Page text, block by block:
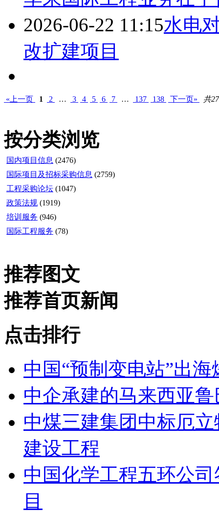
2026-06-22 11:15水电
改扩建项目
«上一页 1 2 … 3 4 5 6 7 … 137 138 下一页» 共
按分类浏览
国内项目信息 (2476)
国际项目及招标采购信息 (2759)
工程采购论坛 (1047)
政策法规 (1919)
培训服务 (946)
国际工程服务 (78)
推荐图文
推荐首页新闻
点击排行
中国“预制变电站”出海
中企承建的马来西亚
中煤三建集团中标厄
建设工程
中国化学工程五环公
目